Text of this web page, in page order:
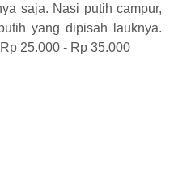
saja. Nasi putih campur,
yang dipisah lauknya.
25.000 - Rp 35.000